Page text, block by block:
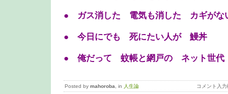
● ガス消した 電気も消した カギがな
● 今日にでも 死にたい人が 鰻丼
● 俺だって 蚊帳と網戸の ネット世代
Posted by mahoroba, in 人生論 コメント入力